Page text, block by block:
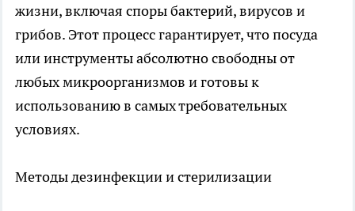
жизни, включая споры бактерий, вирусов и
грибов. Этот процесс гарантирует, что посуда
или инструменты абсолютно свободны от
любых микроорганизмов и готовы к
использованию в самых требовательных
условиях.
Методы дезинфекции и стерилизации